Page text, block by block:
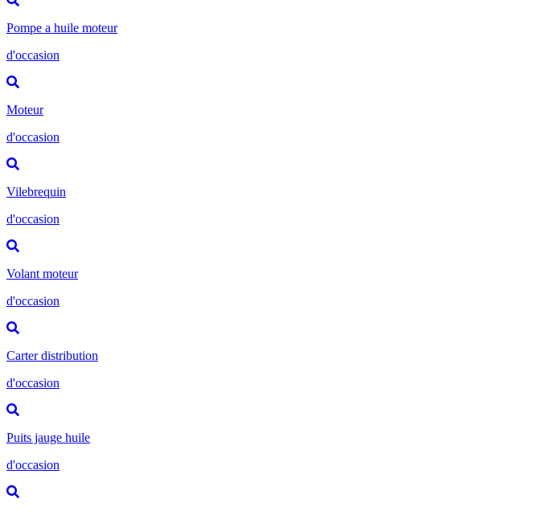
Pompe a huile moteur
d'occasion
Moteur
d'occasion
Vilebrequin
d'occasion
Volant moteur
d'occasion
Carter distribution
d'occasion
Puits jauge huile
d'occasion